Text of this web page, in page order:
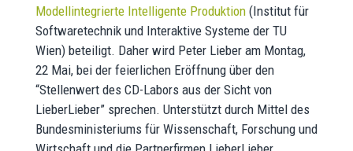
Modellintegrierte Intelligente Produktion (Institut für
Softwaretechnik und Interaktive Systeme der TU
Wien) beteiligt. Daher wird Peter Lieber am Montag,
22 Mai, bei der feierlichen Eröffnung über den
“Stellenwert des CD-Labors aus der Sicht von
LieberLieber” sprechen. Unterstützt durch Mittel des
Bundesministeriums für Wissenschaft, Forschung und